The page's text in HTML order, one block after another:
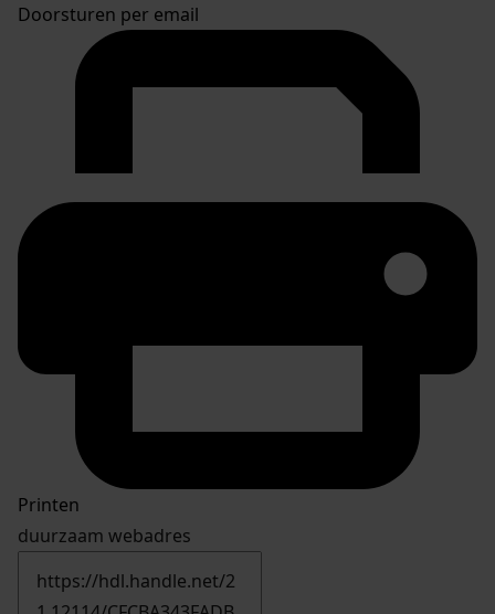
Doorsturen per email
Printen
duurzaam webadres